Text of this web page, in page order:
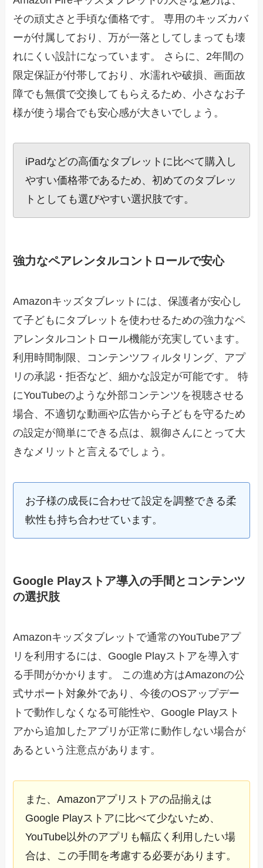
その頑丈さと手頃な価格です。 専用のキッズカバ
ーが付属しており、万が一落としてしまっても壊
れにくい設計になっています。 さらに、2年間の
限定保証が付帯しており、水濡れや破損、画面故
障でも無償で交換してもらえるため、小さなお子
様が使う場合でも安心感が大きいでしょう。
iPadなどの高価なタブレットに比べて購入し
やすい価格帯であるため、初めてのタブレッ
トとしても選びやすい選択肢です。
強力なペアレンタルコントロールで安心
Amazonキッズタブレットには、保護者が安心し
て子どもにタブレットを使わせるための強力なペ
アレンタルコントロール機能が充実しています。
利用時間制限、コンテンツフィルタリング、アプ
リの承認・拒否など、細かな設定が可能です。 特
にYouTubeのような外部コンテンツを視聴させる
場合、不適切な動画や広告から子どもを守るため
の設定が簡単にできる点は、親御さんにとって大
きなメリットと言えるでしょう。
お子様の成長に合わせて設定を調整できる柔
軟性も持ち合わせています。
Google Playストア導入の手間とコンテンツ
の選択肢
Amazonキッズタブレットで通常のYouTubeアプ
リを利用するには、Google Playストアを導入す
る手間がかかります。 この進め方はAmazonの公
式サポート対象外であり、今後のOSアップデー
トで動作しなくなる可能性や、Google Playスト
アから追加したアプリが正常に動作しない場合が
あるという注意点があります。
また、Amazonアプリストアの品揃えは
Google Playストアに比べて少ないため、
YouTube以外のアプリも幅広く利用したい場
合は、この手間を考慮する必要があります。